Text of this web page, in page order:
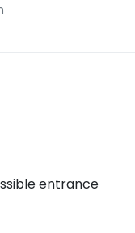
entrance